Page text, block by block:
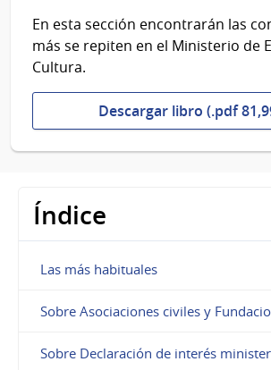
En esta sección encontrarán las
más se repiten en el Ministerio de
Cultura.
Descargar libro (.pdf
Índice
Las más habituales
Sobre Asociaciones civiles y
Sobre Declaración de interés